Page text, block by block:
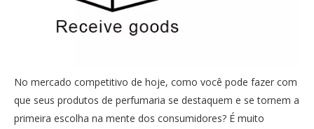
No mercado competitivo de hoje, como você pode fazer com
que seus produtos de perfumaria se destaquem e se tornem a
primeira escolha na mente dos consumidores? É muito